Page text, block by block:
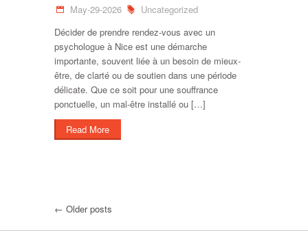
May-29-2026
Uncategorized
Décider de prendre rendez-vous avec un
psychologue à Nice est une démarche
importante, souvent liée à un besoin de mieux-
être, de clarté ou de soutien dans une période
délicate. Que ce soit pour une souffrance
ponctuelle, un mal-être installé ou […]
Read More
← Older posts